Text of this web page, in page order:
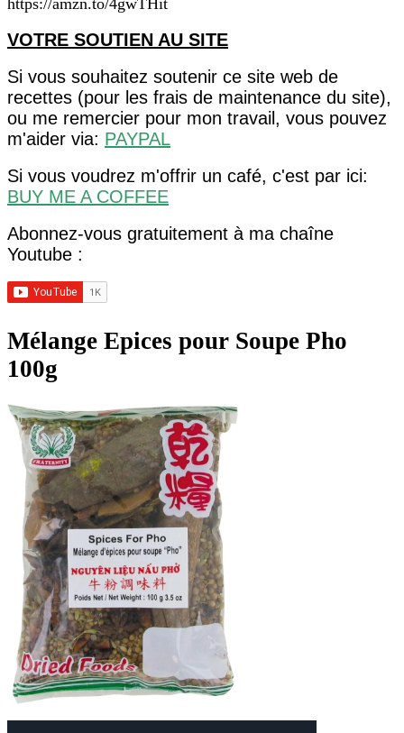
VOTRE SOUTIEN AU SITE
Si vous souhaitez soutenir ce site web de
recettes (pour les frais de maintenance du site),
ou me remercier pour mon travail, vous pouvez
m'aider via: PAYPAL
Si vous voudrez m'offrir un café, c'est par ici:
BUY ME A COFFEE
Abonnez-vous gratuitement à ma chaîne
Youtube :
Mélange Epices pour Soupe Pho
100g